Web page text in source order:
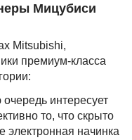
Мицубиси
Mitsubishi,
премиум-класса
интересует
то, что скрыто
электронная начинка